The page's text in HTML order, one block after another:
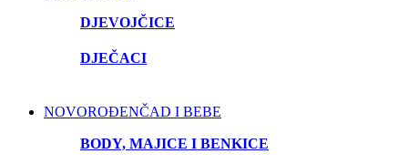
DJEVOJČICE
DJEČACI
NOVOROĐENČAD I BEBE
BODY, MAJICE I BENKICE